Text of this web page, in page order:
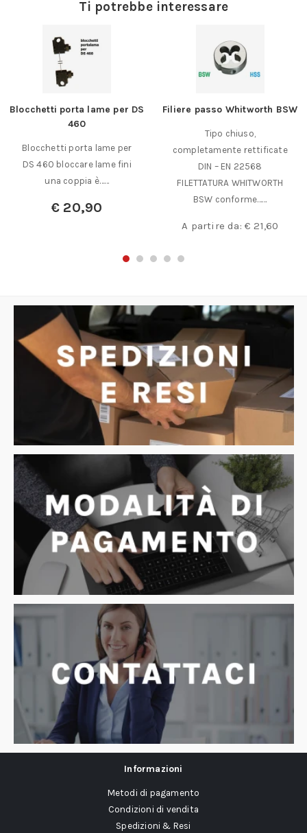
Ti potrebbe interessare
Blocchetti porta lame per DS
460
Blocchetti porta lame per
DS 460 bloccare lame fini
una coppia è……
€ 20,90
Filiere passo Whitworth BSW
Tipo chiuso,
completamente rettificate
DIN – EN 22568
FILETTATURA WHITWORTH
BSW conforme……
A partire da: € 21,60
Informazioni
Metodi di pagamento
Condizioni di vendita
Spedizioni & Resi